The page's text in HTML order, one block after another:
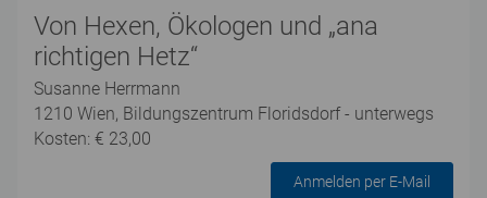
Von Hexen, Ökologen und „ana
richtigen Hetz“
Susanne Herrmann
1210 Wien, Bildungszentrum Floridsdorf - unterwegs
Kosten: € 23,00
Anmelden per E-Mail